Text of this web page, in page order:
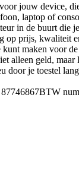
voor jouw device,
laptop of
in de buurt die
op prijs, kwaliteit
maken voor
alleen geld, maar
door je toestel
BTW